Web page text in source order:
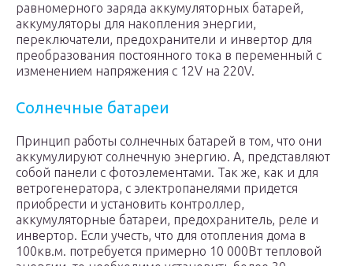
равномерного заряда аккумуляторных батарей,
аккумуляторы для накопления энергии,
переключатели, предохранители и инвертор для
преобразования постоянного тока в переменный с
изменением напряжения с 12V на 220V.
Солнечные батареи
Принцип работы солнечных батарей в том, что они
аккумулируют солнечную энергию. А, представляют
собой панели с фотоэлементами. Так же, как и для
ветрогенератора, с электропанелями придется
приобрести и установить контроллер,
аккумуляторные батареи, предохранитель, реле и
инвертор. Если учесть, что для отопления дома в
100кв.м. потребуется примерно 10 000Вт тепловой